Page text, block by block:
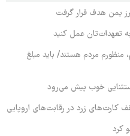
یمن هدف قرار گرفت
تعهدات‌تان عمل کنید
مردم هستند/ باید مبلغ
خوب پیش می‌رود
کارت‌های زرد در رقابت‌های اروپایی
کرد